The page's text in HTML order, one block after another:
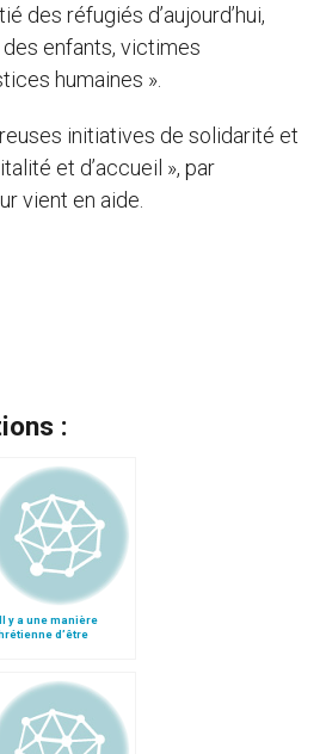
des réfugiés d’aujourd’hui,
enfants, victimes
humaines ».
initiatives de solidarité et
et d’accueil », par
vient en aide.
:
y a une manière
d’être